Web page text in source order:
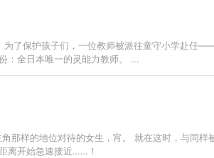
了保护孩子们，一位教师被派往童守小学赴任
：全日本唯一的灵能力教师。 ...
那样的地位对待的女生，宵。 就在这时，与同样
离开始急速接近……！